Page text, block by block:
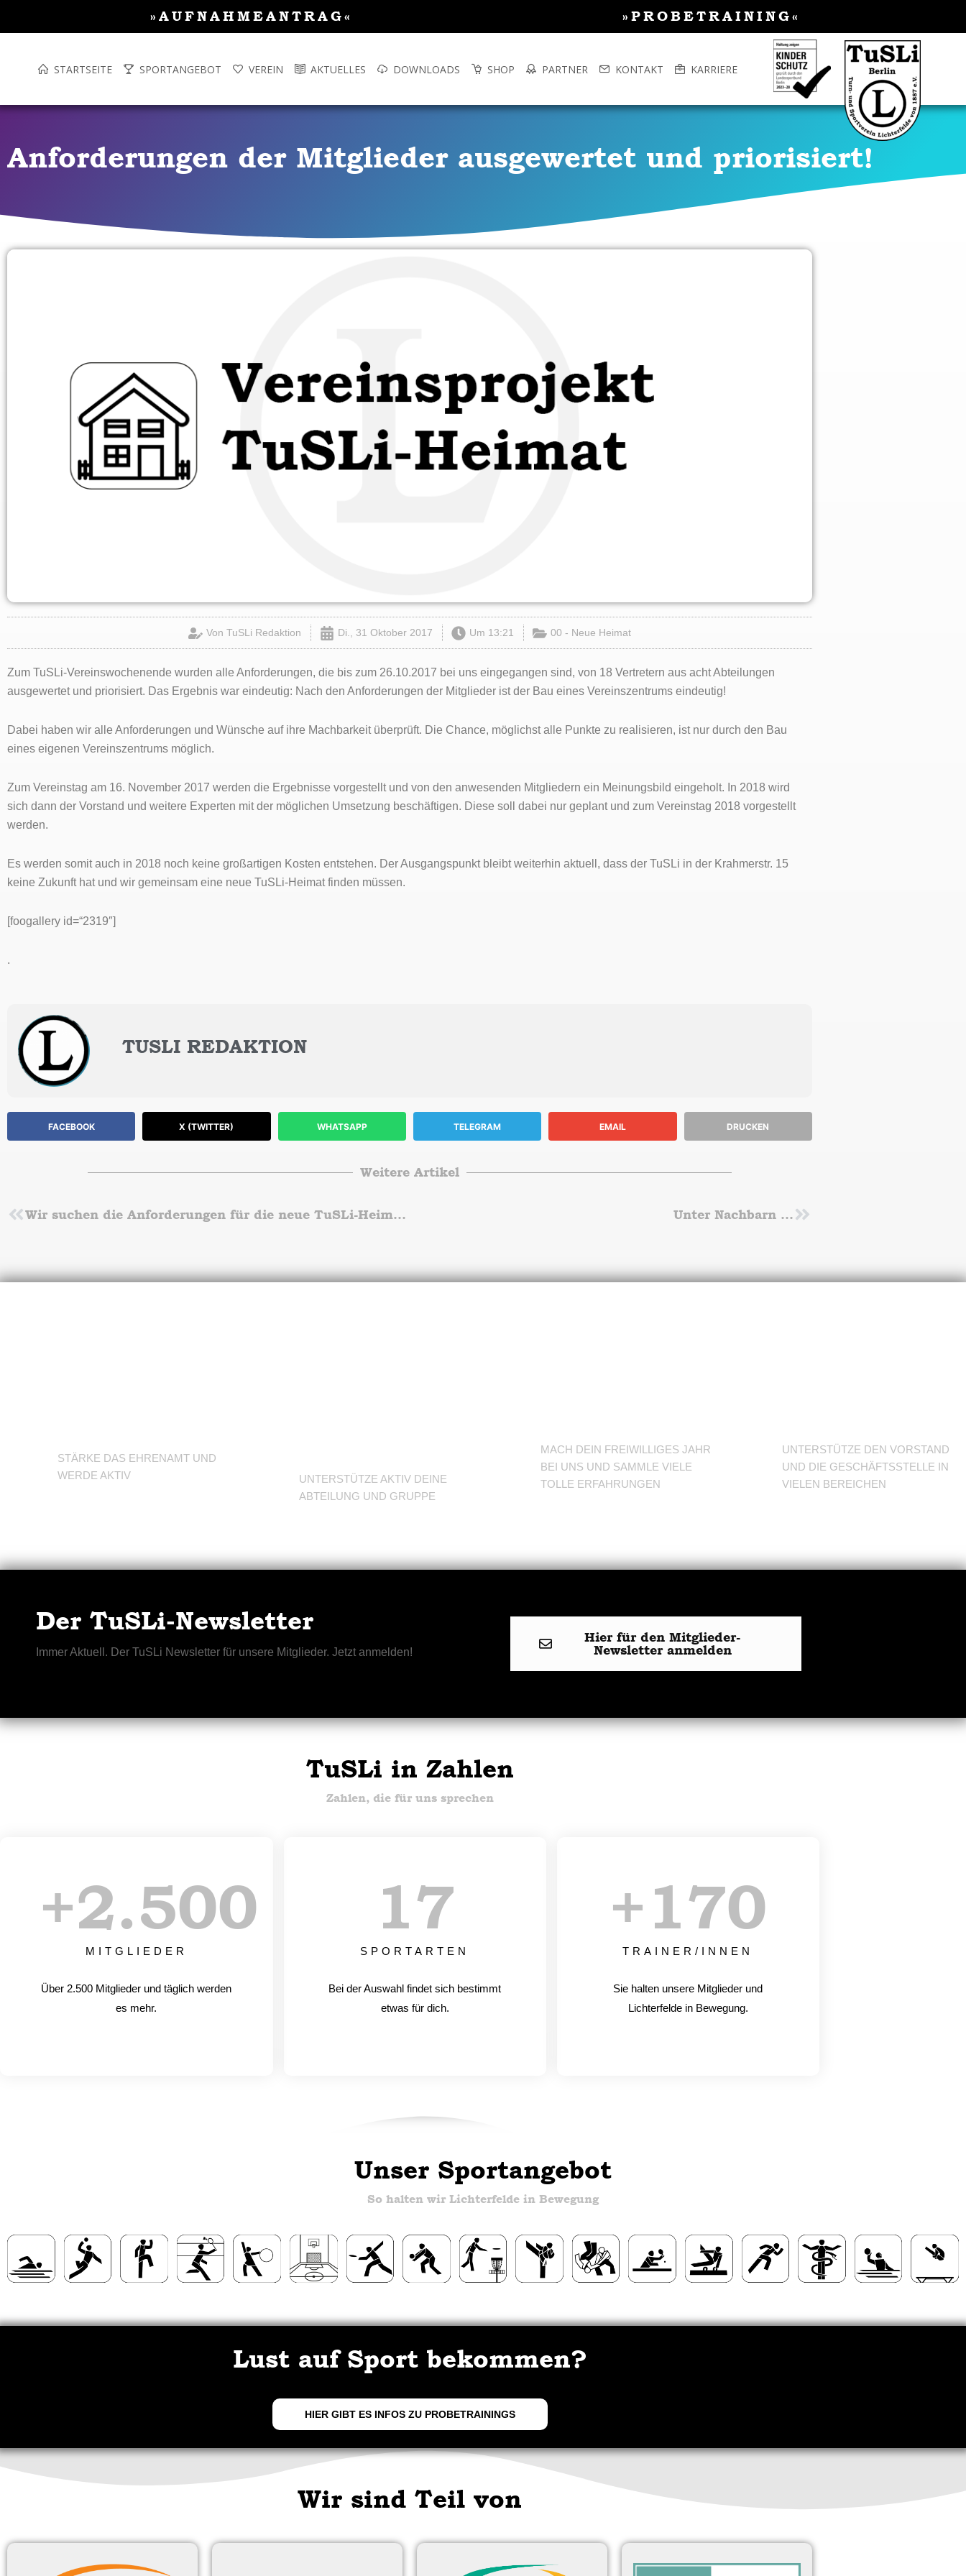
»AUFNAHMEANTRAG« »PROBETRAINING«
STARTSEITE SPORTANGEBOT VEREIN AKTUELLES DOWNLOADS SHOP PARTNER KONTAKT KARRIERE
Anforderungen der Mitglieder ausgewertet und priorisiert!
Von TuSLi Redaktion Di., 31 Oktober 2017 Um 13:21 00 - Neue Heimat
Zum TuSLi-Vereinswochenende wurden alle Anforderungen, die bis zum 26.10.2017 bei uns eingegangen sind, von 18 Vertretern aus acht Abteilungen
ausgewertet und priorisiert. Das Ergebnis war eindeutig: Nach den Anforderungen der Mitglieder ist der Bau eines Vereinszentrums eindeutig!
Dabei haben wir alle Anforderungen und Wünsche auf ihre Machbarkeit überprüft. Die Chance, möglichst alle Punkte zu realisieren, ist nur durch den Bau
eines eigenen Vereinszentrums möglich.
Zum Vereinstag am 16. November 2017 werden die Ergebnisse vorgestellt und von den anwesenden Mitgliedern ein Meinungsbild eingeholt. In 2018 wird
sich dann der Vorstand und weitere Experten mit der möglichen Umsetzung beschäftigen. Diese soll dabei nur geplant und zum Vereinstag 2018 vorgestellt
werden.
Es werden somit auch in 2018 noch keine großartigen Kosten entstehen. Der Ausgangspunkt bleibt weiterhin aktuell, dass der TuSLi in der Krahmerstr. 15
keine Zukunft hat und wir gemeinsam eine neue TuSLi-Heimat finden müssen.
[foogallery id=“2319″]
.
TUSLI REDAKTION
FACEBOOK X (TWITTER) WHATSAPP TELEGRAM EMAIL DRUCKEN
Weitere Artikel
Zurück Wir suchen die Anforderungen für die neue TuSLi-Heimat! Unter Nachbarn …Nächster
STÄRKE DAS EHRENAMT UND
WERDE AKTIV
UNTERSTÜTZE AKTIV DEINE
ABTEILUNG UND GRUPPE
MACH DEIN FREIWILLIGES JAHR
BEI UNS UND SAMMLE VIELE
TOLLE ERFAHRUNGEN
UNTERSTÜTZE DEN VORSTAND
UND DIE GESCHÄFTSSTELLE IN
VIELEN BEREICHEN
Der TuSLi-Newsletter
Immer Aktuell. Der TuSLi Newsletter für unsere Mitglieder. Jetzt anmelden!
Hier für den Mitglieder-
Newsletter anmelden
TuSLi in Zahlen
Zahlen, die für uns sprechen
MITGLIEDER
+2.500
Über 2.500 Mitglieder und täglich werden
es mehr.
SPORTARTEN
17
Bei der Auswahl findet sich bestimmt
etwas für dich.
TRAINER/INNEN
+170
Sie halten unsere Mitglieder und
Lichterfelde in Bewegung.
Unser Sportangebot
So halten wir Lichterfelde in Bewegung
Lust auf Sport bekommen?
HIER GIBT ES INFOS ZU PROBETRAININGS
Wir sind Teil von